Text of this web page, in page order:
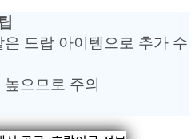
드랍 아이템으로 추가 수
으므로 주의